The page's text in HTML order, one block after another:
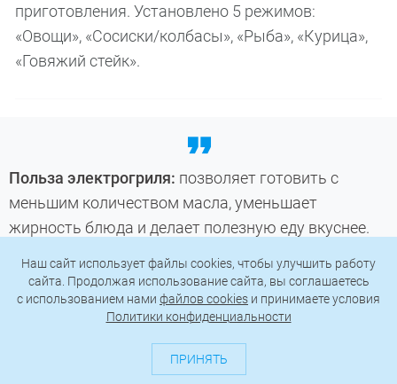
приготовления. Установлено 5 режимов:
«Овощи», «Сосиски/колбасы», «Рыба», «Курица»,
«Говяжий стейк».
Польза электрогриля: позволяет готовить с
меньшим количеством масла, уменьшает
жирность блюда и делает полезную еду вкуснее.
Рисоварка
Несмотря на название, рисоварка подходит не
только для риса. В ней удобно готовить гречку,
киноа, булгур, кускус, овсянку и другие крупы. Для
Наш сайт использует файлы cookies, чтобы улучшить работу
сайта. Продолжая использование сайта, вы соглашаетесь
c использованием нами файлов cookies и принимаете условия
Политики конфиденциальности
ПРИНЯТЬ